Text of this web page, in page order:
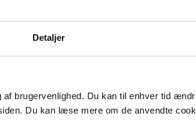
Detaljer
brugervenlighed. Du kan til enhver tid
Du kan læse mere om de anvendte